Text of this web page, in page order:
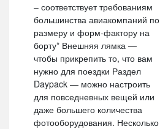
– соответствует требованиям
большинства авиакомпаний по
размеру и форм-фактору на
борту* Внешняя лямка —
чтобы прикрепить то, что вам
нужно для поездки Раздел
Daypack — можно настроить
для повседневных вещей или
даже большего количества
фотооборудования. Несколько